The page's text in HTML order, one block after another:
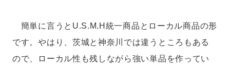
簡単に言うとU.S.M.H統一商品とローカル商品の形
です。やはり、茨城と神奈川では違うところもある
ので、ローカル性も残しながら強い単品を作ってい